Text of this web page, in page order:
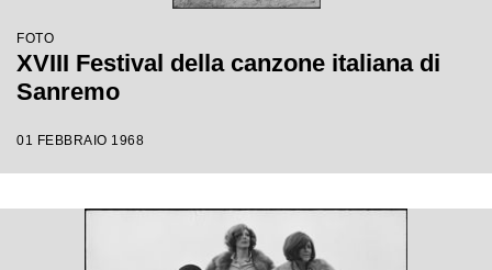
FOTO
XVIII Festival della canzone italiana di
Sanremo
01 FEBBRAIO 1968